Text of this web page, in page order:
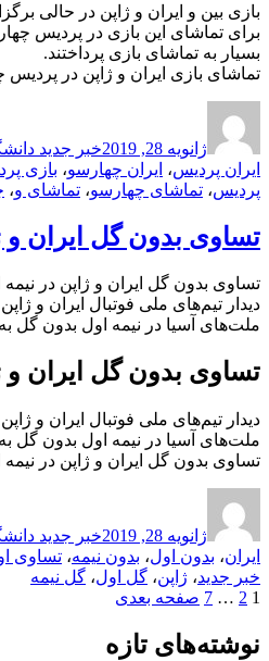
بازی بین و ایران و ژاپن در حالی
برای تماشای این بازی در پردیس
بسیار به تماشای بازی پرداختند.
تماشای بازی ایران و ژاپن در پردیس
در
ژانویه 28, 2019 خبر جدید
ایران پردیس، ایران چهارسو، بازی
پردیس، تماشای چهارسو، تماشای و،
تساوی بدون گل ایران و
تساوی بدون گل ایران و ژاپن در نیمه
دیدار تیم‌های ملی فوتبال ایران و
ملت‌های آسیا در نیمه اول بدون گل
تساوی بدون گل ایران و
دیدار تیم‌های ملی فوتبال ایران و
ملت‌های آسیا در نیمه اول بدون گل
تساوی بدون گل ایران و ژاپن در نیمه
در
ژانویه 28, 2019 خبر جدید
ایران، بدون اول، بدون نیمه، تساوی
خبر جدید، ژاپن، گل اول، گل نیمه
صفحه‌بندی
نوشته‌ها
برگه1 برگه
2
… برگه
7 صفحه بعدی
نوشته‌های تازه